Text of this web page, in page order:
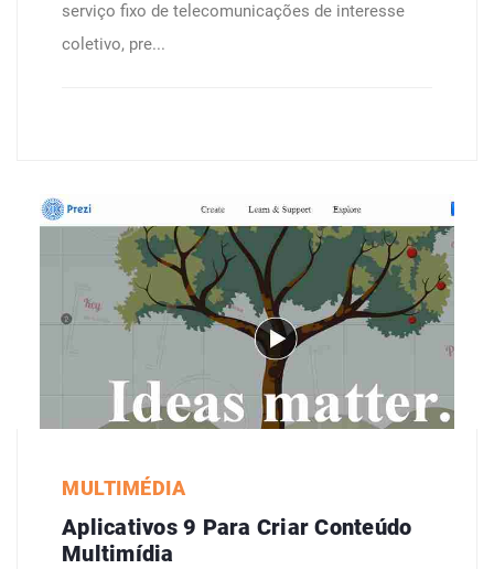
serviço fixo de telecomunicações de interesse
coletivo, pre...
MULTIMÉDIA
Aplicativos 9 Para Criar Conteúdo
Multimídia